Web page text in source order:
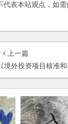
表本站观点，如
上一篇
项目核准和备案管理办法》